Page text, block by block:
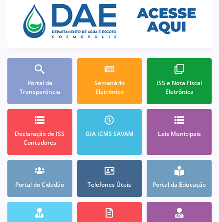
Portal da
Transparência
Semanário
Eletrônico
ISS e Nota Fiscal
Eletrônica
Declaração de ISS
Contadores
GIA ICMS SAVAM Leis Municipais
Portal do Cidadão Telefones Úteis Portal da Educação